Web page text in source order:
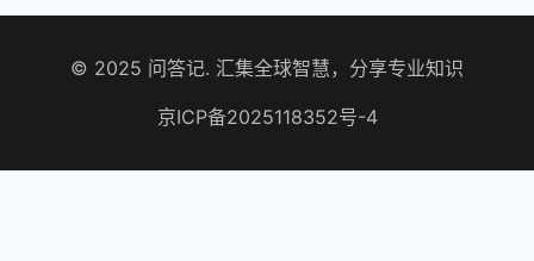
© 2025 问答记. 汇集全球智慧，分享专业知识
京ICP备2025118352号-4